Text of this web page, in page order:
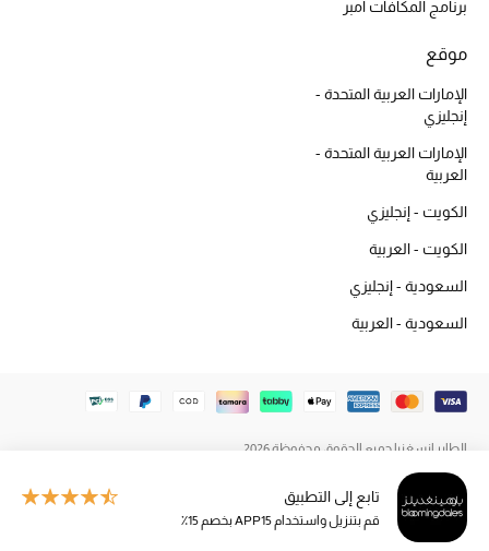
العناية بالبشرة
مستحضرات العناية
العناية بالشعر
هدايا
مجموعة الجمال
الجمال في بلوميزتابع إلى التطبيق
قم بتنزيل واستخدام APP15 بخصم 15٪
برنامج المكافآت أمبر
موقع
الإمارات العربية المتحدة -
إنجليزي
الإمارات العربية المتحدة -
العربية
الكويت - إنجليزي
الكويت - العربية
السعودية - إنجليزي
السعودية - العربية
الطاير إنسغنيا جميع الحقوق محفوظة 2026